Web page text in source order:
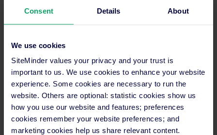
Consent Details About
We use cookies
SiteMinder values your privacy and your trust is
important to us. We use cookies to enhance your website
experience. Some cookies are necessary to run the
website. Others are optional: statistic cookies show us
how you use our website and features; preferences
cookies remember your website preferences; and
marketing cookies help us share relevant content.
Construtor de sites WordPress: Guia